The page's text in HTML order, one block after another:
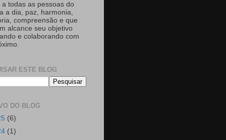
a todas as pessoas do
a dia, paz, harmonia,
compreensão e que
alcance seu objetivo
e colaborando com
ESTE BLOG
DO BLOG
(6)
(1)